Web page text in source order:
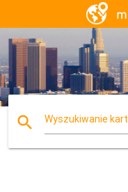
search Wyszukiwanie kart